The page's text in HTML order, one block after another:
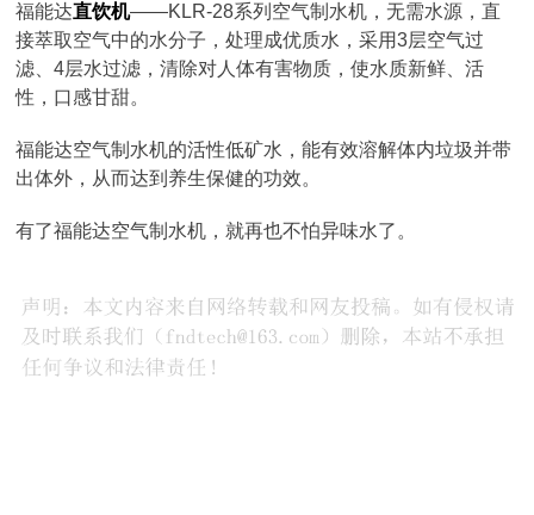
福能达直饮机——KLR-28系列空气制水机，无需水源，直
接萃取空气中的水分子，处理成优质水，采用3层空气过
滤、4层水过滤，清除对人体有害物质，使水质新鲜、活
性，口感甘甜。
福能达空气制水机的活性低矿水，能有效溶解体内垃圾并带
出体外，从而达到养生保健的功效。
有了福能达空气制水机，就再也不怕异味水了。